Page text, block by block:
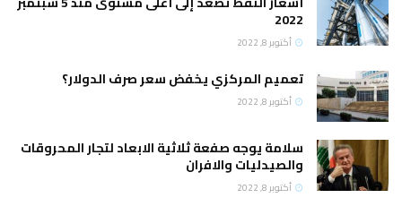
2022
أكتوبر 8, 2022
تعميم المركزي يخفض سعر صرف الدولار؟
أكتوبر 8, 2022
سلامة يوجه صفعة ثلاثية الابعاد لتجار المحروقات
والصيدليات والافران
أكتوبر 8, 2022